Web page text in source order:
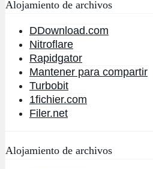
Alojamiento de archivos
DDownload.com
Nitroflare
Rapidgator
Mantener para compartir
Turbobit
1fichier.com
Filer.net
Alojamiento de archivos